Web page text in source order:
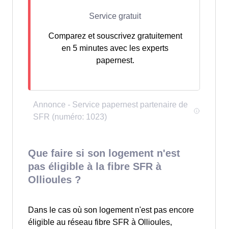
Comparez et souscrivez gratuitement
en 5 minutes avec les experts
papernest.
Que faire si son logement n'est
pas éligible à la fibre SFR à
Ollioules ?
Dans le cas où son logement n'est pas encore
éligible au réseau fibre SFR à Ollioules,